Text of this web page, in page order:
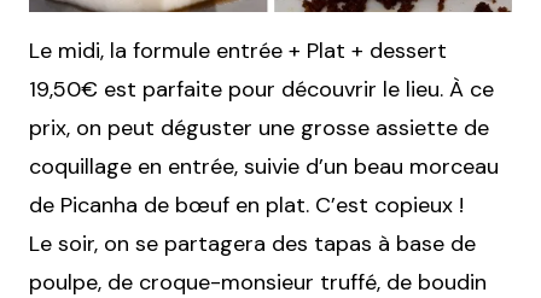
Le midi, la formule entrée + Plat + dessert
19,50€ est parfaite pour découvrir le lieu. À ce
prix, on peut déguster une grosse assiette de
coquillage en entrée, suivie d’un beau morceau
de Picanha de bœuf en plat. C’est copieux !
Le soir, on se partagera des tapas à base de
poulpe, de croque-monsieur truffé, de boudin